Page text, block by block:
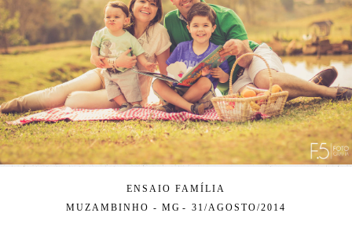
ENSAIO FAMÍLIA
MUZAMBINHO - MG
31/AGOSTO/2014